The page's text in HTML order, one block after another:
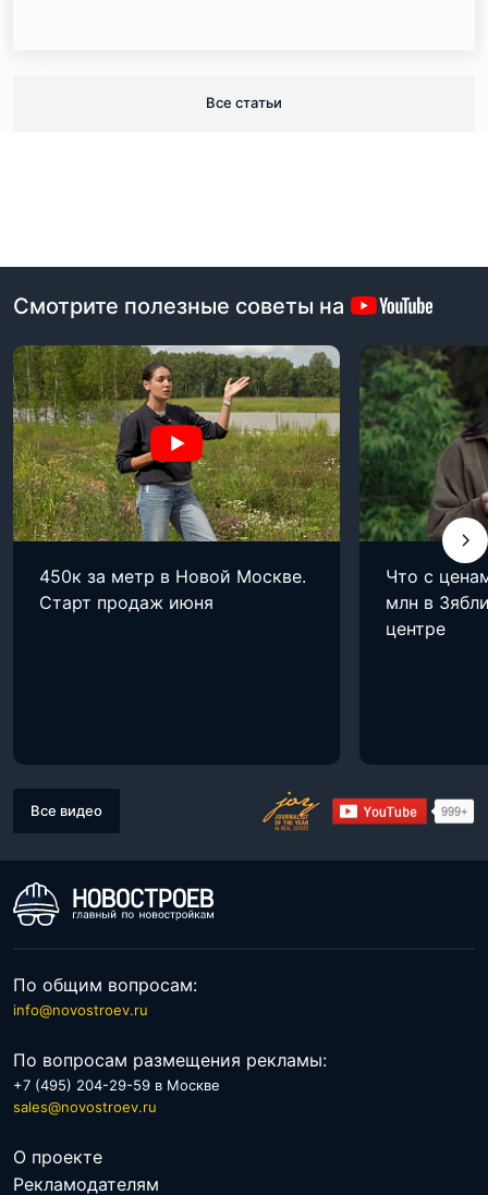
Все статьи
Смотрите полезные советы на
450к за метр в Новой Москве.
Старт продаж июня
Что с
млн в
центре
Все видео
По общим вопросам:
info@novostroev.ru
По вопросам размещения рекламы:
+7 (495) 204-29-59 в Москве
sales@novostroev.ru
О проекте
Рекламодателям